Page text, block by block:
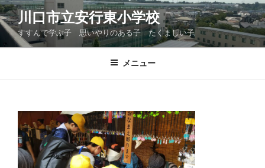
コ
ン
テ
ン
川口市立安行東小学校
すすんで学ぶ子 思いやりのある子 たくましい子
メニュー